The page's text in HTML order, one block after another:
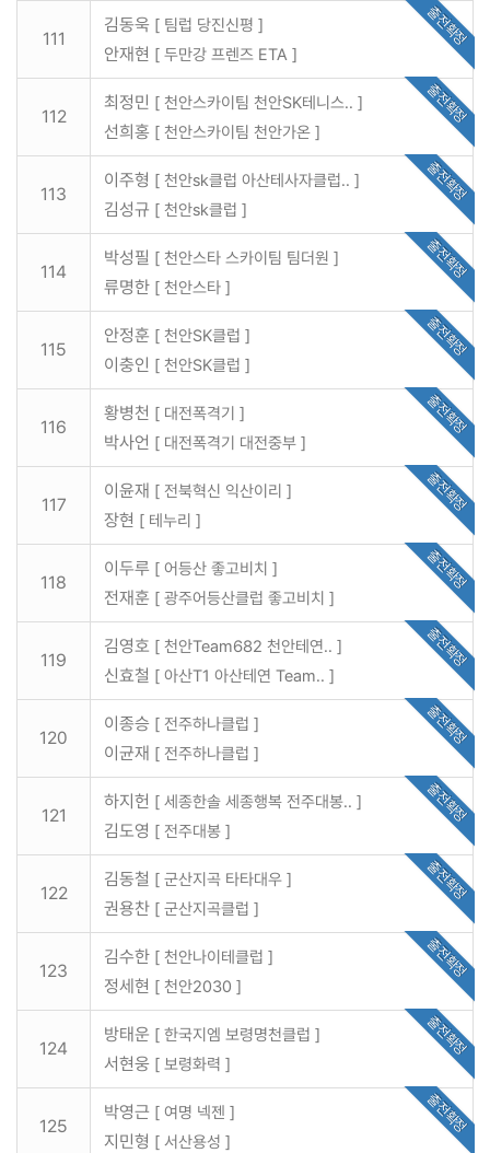
111 출전확정
김동욱 [ 팀럽 당진신평 ]
안재현 [ 두만강 프렌즈 ETA ]
112 출전확정
최정민 [ 천안스카이팀 천안SK테니스.. ]
선희홍 [ 천안스카이팀 천안가온 ]
113 출전확정
이주형 [ 천안sk클럽 아산테사자클럽.. ]
김성규 [ 천안sk클럽 ]
114 출전확정
박성필 [ 천안스타 스카이팀 팀더원 ]
류명한 [ 천안스타 ]
115 출전확정
안정훈 [ 천안SK클럽 ]
이충인 [ 천안SK클럽 ]
116 출전확정
황병천 [ 대전폭격기 ]
박사언 [ 대전폭격기 대전중부 ]
117 출전확정
이윤재 [ 전북혁신 익산이리 ]
장현 [ 테누리 ]
118 출전확정
이두루 [ 어등산 좋고비치 ]
전재훈 [ 광주어등산클럽 좋고비치 ]
119 출전확정
김영호 [ 천안Team682 천안테연.. ]
신효철 [ 아산T1 아산테연 Team.. ]
120 출전확정
이종승 [ 전주하나클럽 ]
이균재 [ 전주하나클럽 ]
121 출전확정
하지헌 [ 세종한솔 세종행복 전주대봉.. ]
김도영 [ 전주대봉 ]
122 출전확정
김동철 [ 군산지곡 타타대우 ]
권용찬 [ 군산지곡클럽 ]
123 출전확정
김수한 [ 천안나이테클럽 ]
정세현 [ 천안2030 ]
124 출전확정
방태운 [ 한국지엠 보령명천클럽 ]
서현웅 [ 보령화력 ]
125 출전확정
박영근 [ 여명 넥젠 ]
지민형 [ 서산용성 ]